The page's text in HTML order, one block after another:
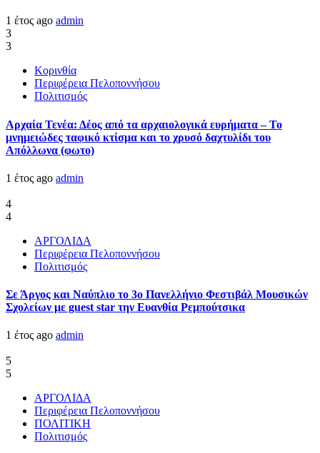
1 έτος ago admin
3
3
Κορινθία
Περιφέρεια Πελοποννήσου
Πολιτισμός
Αρχαία Τενέα: Δέος από τα αρχαιολογικά ευρήματα – Το
μνημειώδες ταφικό κτίσμα και το χρυσό δαχτυλίδι του
Απόλλωνα (φωτο)
1 έτος ago admin
4
4
ΑΡΓΟΛΙΔΑ
Περιφέρεια Πελοποννήσου
Πολιτισμός
Σε Άργος και Ναύπλιο το 3ο Πανελλήνιο Φεστιβάλ Μουσικών
Σχολείων με guest star την Ευανθία Ρεμπούτσικα
1 έτος ago admin
5
5
ΑΡΓΟΛΙΔΑ
Περιφέρεια Πελοποννήσου
ΠΟΛΙΤΙΚΗ
Πολιτισμός